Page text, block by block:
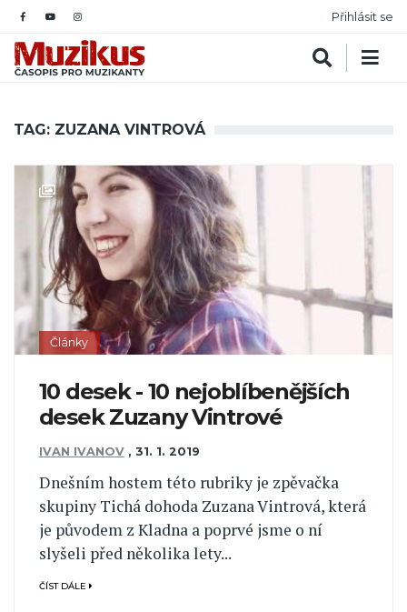
Přihlásit se
TAG: ZUZANA VINTROVÁ
Články
10 desek - 10 nejoblíbenějších
desek Zuzany Vintrové
IVAN IVANOV , 31. 1. 2019
Dnešním hostem této rubriky je zpěvačka
skupiny Tichá dohoda Zuzana Vintrová, která
je původem z Kladna a poprvé jsme o ní
slyšeli před několika lety...
ČÍST DÁLE